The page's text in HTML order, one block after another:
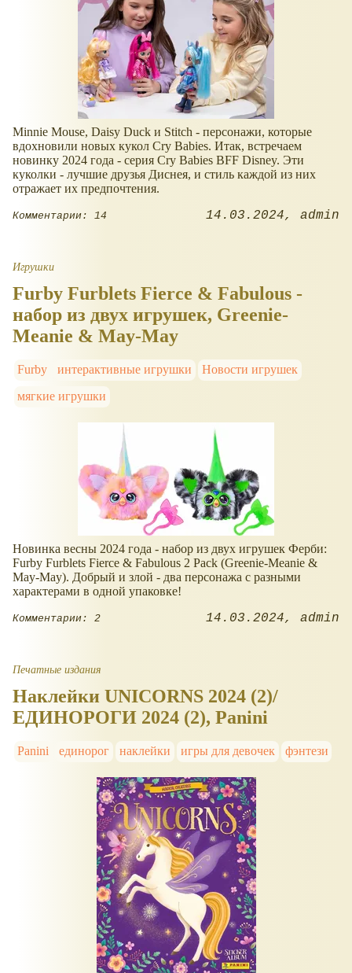
Minnie Mouse, Daisy Duck и Stitch - персонажи, которые
вдохновили новых кукол Cry Babies. Итак, встречаем
новинку 2024 года - серия Cry Babies BFF Disney. Эти
куколки - лучшие друзья Диснея, и стиль каждой из них
отражает их предпочтения.
Комментарии: 14 14.03.2024 admin
Игрушки
Furby Furblets Fierce & Fabulous -
набор из двух игрушек, Greenie-
Meanie & May-May
Furby интерактивные игрушки
Новости игрушек
мягкие игрушки
Новинка весны 2024 года - набор из двух игрушек Ферби:
Furby Furblets Fierce & Fabulous 2 Pack (Greenie-Meanie &
May-May). Добрый и злой - два персонажа с разными
характерами в одной упаковке!
Комментарии: 2 14.03.2024 admin
Печатные издания
Наклейки UNICORNS 2024 (2)/
ЕДИНОРОГИ 2024 (2), Panini
Panini единорог наклейки игры для девочек фэнтези